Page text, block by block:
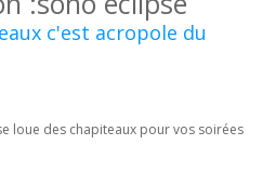
c'est acropole du
loue des chapiteaux pour vos soirées